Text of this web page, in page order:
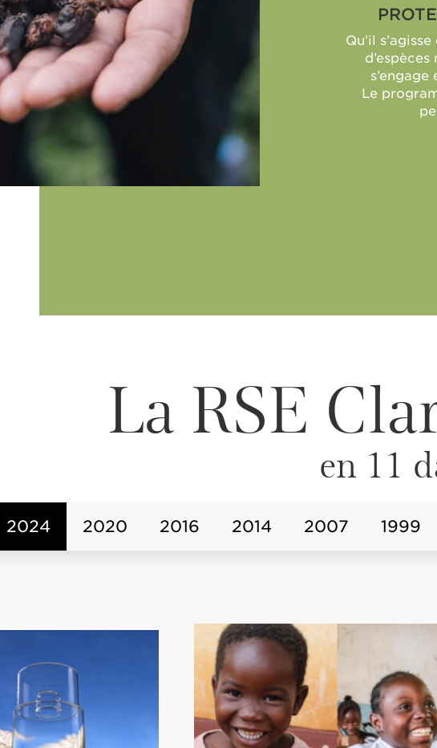
Qu’il
Le
La RSE
en 11
2024 2020 2016 2014 2007 1999